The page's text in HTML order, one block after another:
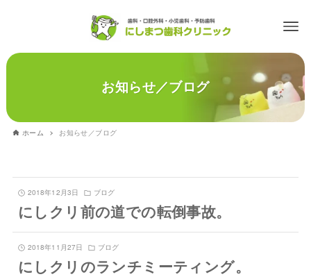
お知らせ／ブログ
ホーム お知らせ／ブログ
2018年12月3日 ブログ
にしクリ前の道での転倒事故。
2018年11月27日 ブログ
にしクリのランチミーティング。